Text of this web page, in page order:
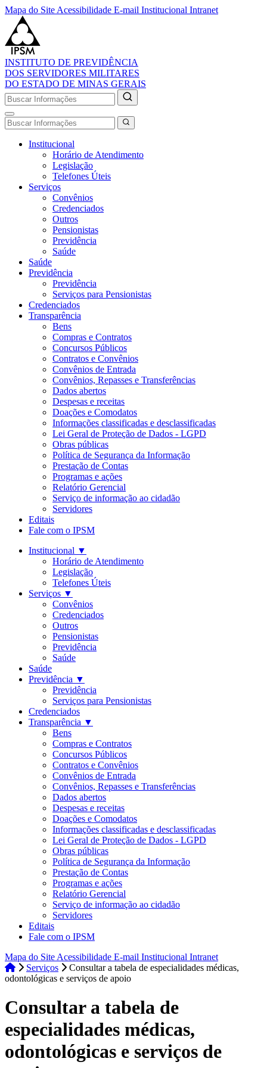
Mapa do Site Acessibilidade E-mail Institucional Intranet
INSTITUTO DE PREVIDÊNCIA
DOS SERVIDORES MILITARES
DO ESTADO DE MINAS GERAIS
Institucional
Horário de Atendimento
Legislação
Telefones Úteis
Serviços
Convênios
Credenciados
Outros
Pensionistas
Previdência
Saúde
Saúde
Previdência
Previdência
Serviços para Pensionistas
Credenciados
Transparência
Bens
Compras e Contratos
Concursos Públicos
Contratos e Convênios
Convênios de Entrada
Convênios, Repasses e Transferências
Dados abertos
Despesas e receitas
Doações e Comodatos
Informações classificadas e desclassificadas
Lei Geral de Proteção de Dados - LGPD
Obras públicas
Política de Segurança da Informação
Prestação de Contas
Programas e ações
Relatório Gerencial
Serviço de informação ao cidadão
Servidores
Editais
Fale com o IPSM
Institucional ▼
Horário de Atendimento
Legislação
Telefones Úteis
Serviços ▼
Convênios
Credenciados
Outros
Pensionistas
Previdência
Saúde
Saúde
Previdência ▼
Previdência
Serviços para Pensionistas
Credenciados
Transparência ▼
Bens
Compras e Contratos
Concursos Públicos
Contratos e Convênios
Convênios de Entrada
Convênios, Repasses e Transferências
Dados abertos
Despesas e receitas
Doações e Comodatos
Informações classificadas e desclassificadas
Lei Geral de Proteção de Dados - LGPD
Obras públicas
Política de Segurança da Informação
Prestação de Contas
Programas e ações
Relatório Gerencial
Serviço de informação ao cidadão
Servidores
Editais
Fale com o IPSM
Mapa do Site Acessibilidade E-mail Institucional Intranet
Serviços
Consultar a tabela de especialidades médicas,
odontológicas e serviços de apoio
Consultar a tabela de
especialidades médicas,
odontológicas e serviços de